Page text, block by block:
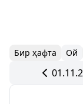
Бир ҳафта Ой